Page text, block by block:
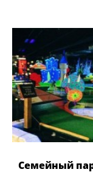
Семейный